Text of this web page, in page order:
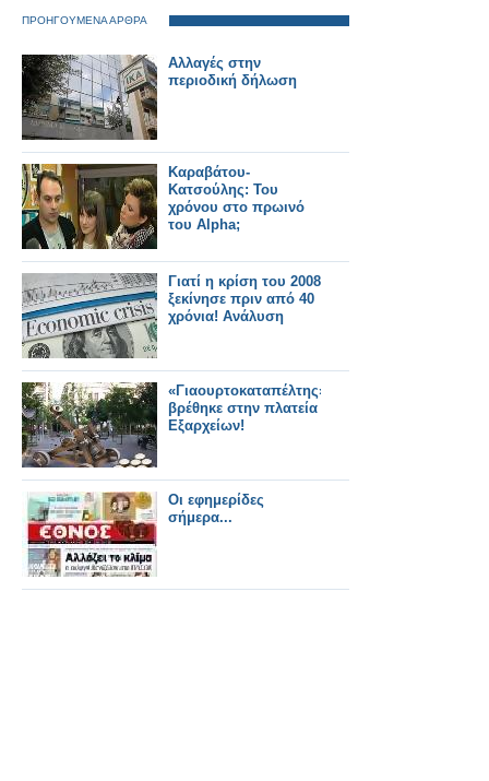
ΠΡΟΗΓΟΥΜΕΝΑ ΑΡΘΡΑ
Αλλαγές στην
περιοδική δήλωση
Καραβάτου-
Κατσούλης: Του
χρόνου στο πρωινό
του Alpha;
Γιατί η κρίση του 2008
ξεκίνησε πριν από 40
χρόνια! Ανάλυση
«Γιαουρτοκαταπέλτης»
βρέθηκε στην πλατεία
Εξαρχείων!
Οι εφημερίδες
σήμερα...